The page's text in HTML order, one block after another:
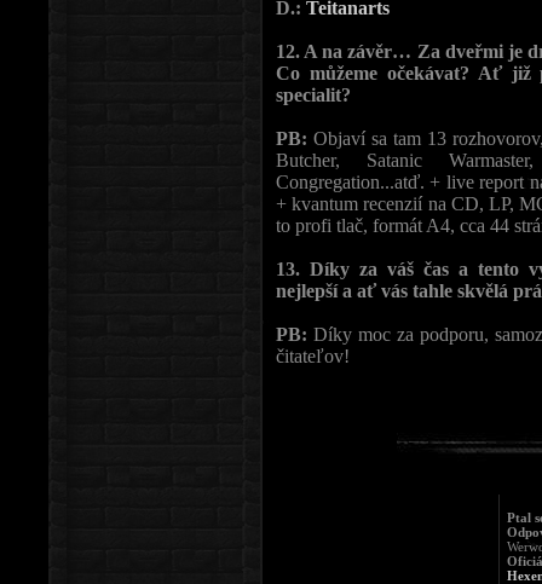
D.: Teitanarts
12. A na závěr… Za dveřmi je
Co můžeme očekávat? Ať již
specialit?
PB: Objaví sa tam 13
Butcher, Satanic
Congregation...atď. + live report
+ kvantum recenzií na CD, LP,
to profi tlač, formát A4, cca 44
13. Díky za váš čas a tento
nejlepší a ať vás tahle skvělá
PB: Díky moc za podporu,
čitateľov!
Ptal